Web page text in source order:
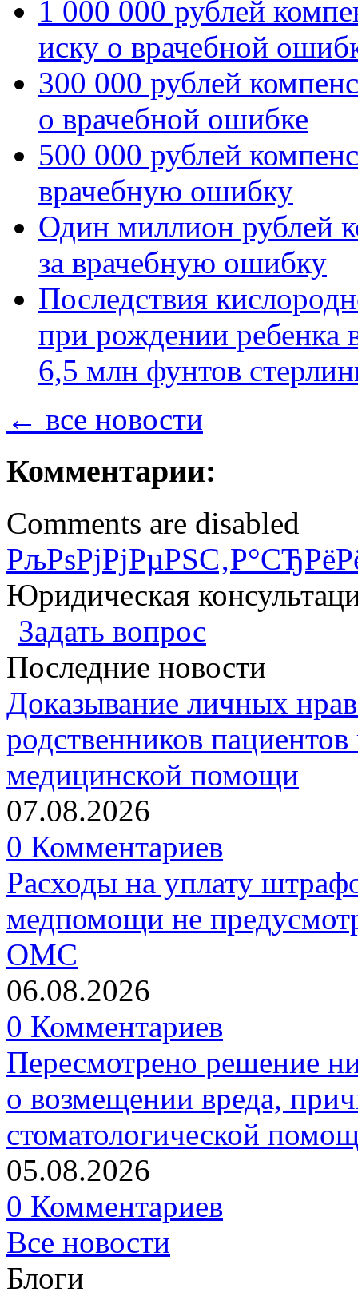
1 000 000 рублей
иску о врачебной
300 000 рублей
о врачебной ошибке
500 000 рублей
врачебную ошибку
Один миллион рублей
за врачебную ошибку
Последствия
при рождении ребенка
6,5 млн фунтов
← все новости
Комментарии:
Comments are disabled
Юридическая
Задать вопрос
Последние новости
Доказывание личных
родственников
медицинской помощи
07.08.2026
0 Комментариев
Расходы на уплату
медпомощи не
ОМС
06.08.2026
0 Комментариев
Пересмотрено решение
о возмещении вреда,
стоматологической
05.08.2026
0 Комментариев
Все новости
Блоги